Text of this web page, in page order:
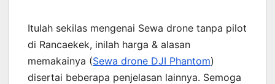
Itulah sekilas mengenai Sewa drone tanpa pilot
di Rancaekek, inilah harga & alasan
memakainya (Sewa drone DJI Phantom)
disertai beberapa penjelasan lainnya. Semoga